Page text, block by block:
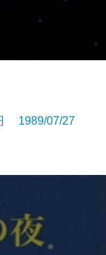
1989/07/27